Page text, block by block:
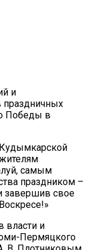
и
праздничных
Победы в
самым
праздником –
завершив свое
власти и
Пермяцкого